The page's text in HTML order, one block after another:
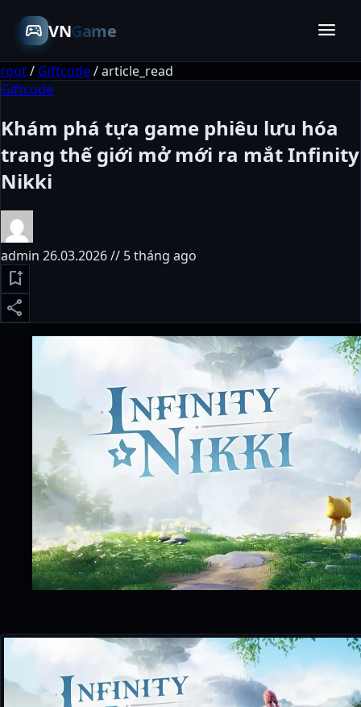
sports_esports VNGame menu
root/ Giftcode/article_read
Giftcode
Khám phá tựa game phiêu lưu hóa
trang thế giới mở mới ra mắt Infinity
Nikki
admin 26.03.2026 // 5 tháng ago
bookmark_add
share